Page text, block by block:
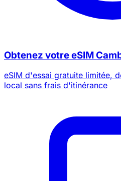
Obtenez votre eSIM
eSIM d'essai gratuite limitée,
local sans frais d'itinérance